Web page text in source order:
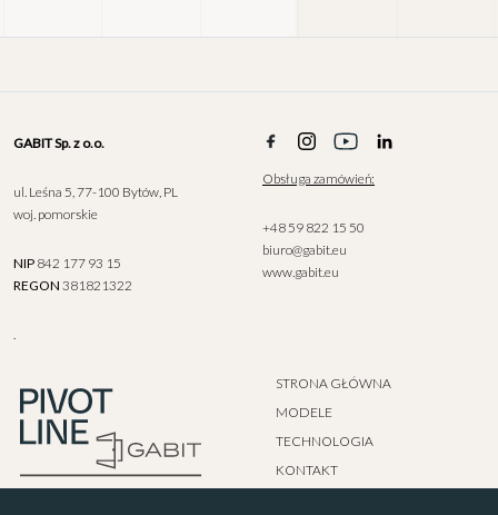
GABIT Sp. z o.o.
ul. Leśna 5, 77-100 Bytów, PL
woj. pomorskie
NIP 842 177 93 15
REGON 381821322
Obsługa zamówień:
+48 59 822 15 50
biuro@gabit.eu
www.gabit.eu
STRONA GŁÓWNA
MODELE
TECHNOLOGIA
KONTAKT